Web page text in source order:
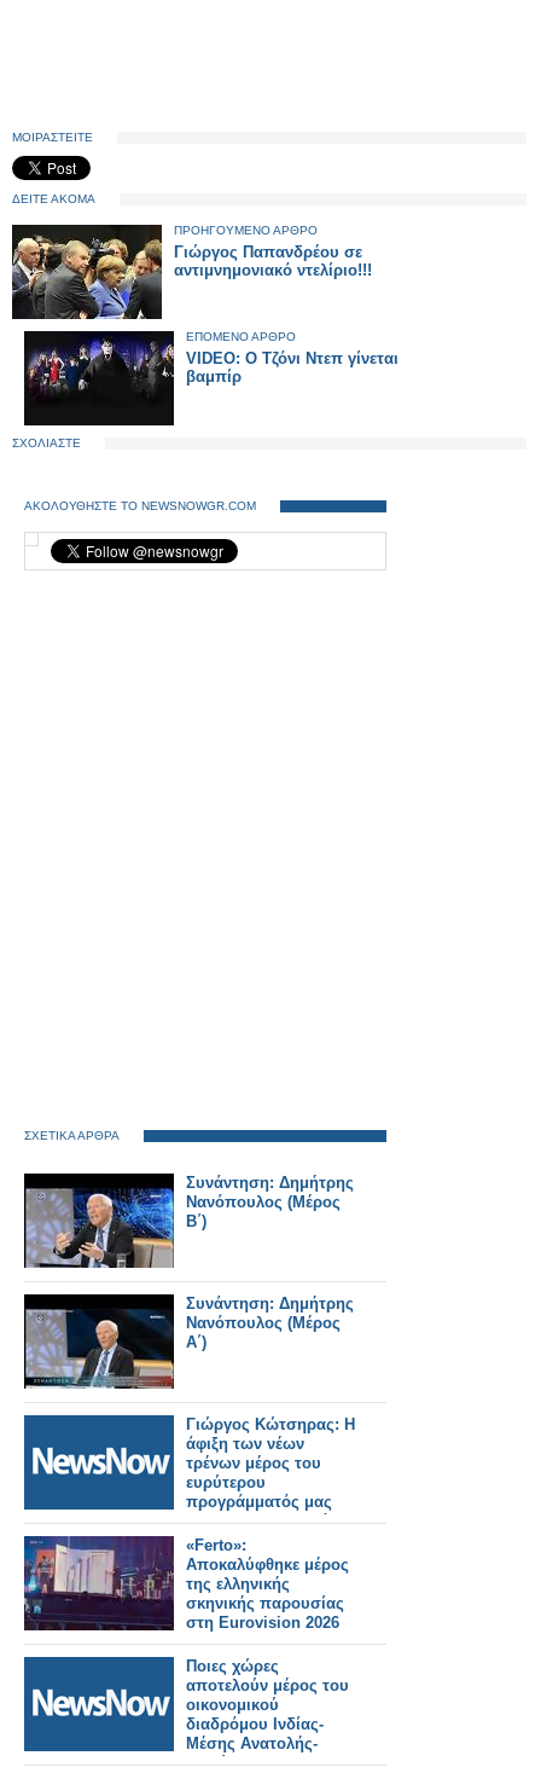
ΜΟΙΡΑΣΤΕΙΤΕ
ΔΕΙΤΕ ΑΚΟΜΑ
ΠΡΟΗΓΟΥΜΕΝΟ ΑΡΘΡΟ
Γιώργος Παπανδρέου σε
αντιμνημονιακό ντελίριο!!!
ΕΠΟΜΕΝΟ ΑΡΘΡΟ
VIDEO: Ο Τζόνι Ντεπ γίνεται
βαμπίρ
ΣΧΟΛΙΑΣΤΕ
ΑΚΟΛΟΥΘΗΣΤΕ ΤΟ NEWSNOWGR.COM
ΣΧΕΤΙΚΑ ΑΡΘΡΑ
Συνάντηση: Δημήτρης
Νανόπουλος (Μέρος
Β΄)
Συνάντηση: Δημήτρης
Νανόπουλος (Μέρος
Α΄)
Γιώργος Κώτσηρας: Η
άφιξη των νέων
τρένων μέρος του
ευρύτερου
προγράμματός μας
για εκσυγχρονισμό
των σιδηροδρομικών
μεταφορών.
«Ferto»:
Αποκαλύφθηκε μέρος
της ελληνικής
σκηνικής παρουσίας
στη Eurovision 2026
Ποιες χώρες
αποτελούν μέρος του
οικονομικού
διαδρόμου Ινδίας-
Μέσης Ανατολής-
Ευρώπης;